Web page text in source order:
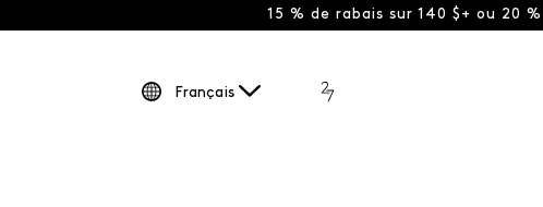
15 % de rabais sur 140 $+ ou 20
Français